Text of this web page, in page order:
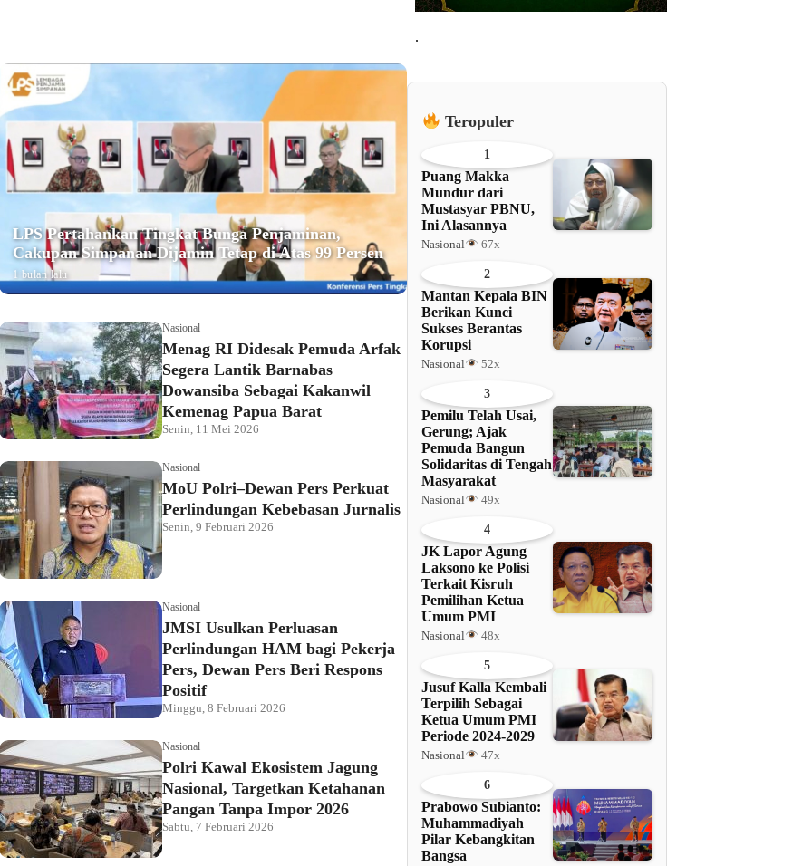
.
LPS Pertahankan Tingkat Bunga Penjaminan,
Cakupan Simpanan Dijamin Tetap di Atas 99 Persen
1 bulan lalu
Nasional
Menag RI Didesak Pemuda Arfak
Segera Lantik Barnabas
Dowansiba Sebagai Kakanwil
Kemenag Papua Barat
Senin, 11 Mei 2026
Nasional
MoU Polri–Dewan Pers Perkuat
Perlindungan Kebebasan Jurnalis
Senin, 9 Februari 2026
Nasional
JMSI Usulkan Perluasan
Perlindungan HAM bagi Pekerja
Pers, Dewan Pers Beri Respons
Positif
Minggu, 8 Februari 2026
Nasional
Polri Kawal Ekosistem Jagung
Nasional, Targetkan Ketahanan
Pangan Tanpa Impor 2026
Sabtu, 7 Februari 2026
Teropuler
1
Puang Makka
Mundur dari
Mustasyar PBNU,
Ini Alasannya
Nasional 67x
2
Mantan Kepala BIN
Berikan Kunci
Sukses Berantas
Korupsi
Nasional 52x
3
Pemilu Telah Usai,
Gerung; Ajak
Pemuda Bangun
Solidaritas di Tengah
Masyarakat
Nasional 49x
4
JK Lapor Agung
Laksono ke Polisi
Terkait Kisruh
Pemilihan Ketua
Umum PMI
Nasional 48x
5
Jusuf Kalla Kembali
Terpilih Sebagai
Ketua Umum PMI
Periode 2024-2029
Nasional 47x
6
Prabowo Subianto:
Muhammadiyah
Pilar Kebangkitan
Bangsa